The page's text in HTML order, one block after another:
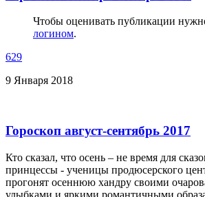
Чтобы оценивать публикации
логином.
629
9 Января 2018
Гороскоп август-сентябрь 2017
Кто сказал, что осень – не время для
принцессы - ученицы продюсерского
прогонят осеннюю хандру своими
улыбками и яркими романтичными